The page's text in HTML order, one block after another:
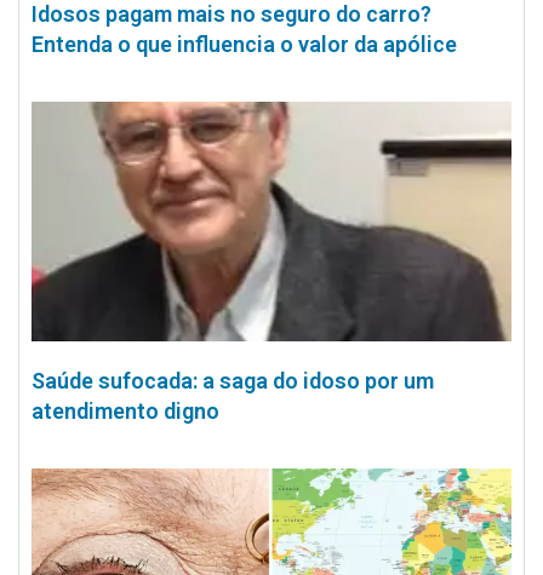
Idosos pagam mais no seguro do carro?
Entenda o que influencia o valor da apólice
Saúde sufocada: a saga do idoso por um
atendimento digno